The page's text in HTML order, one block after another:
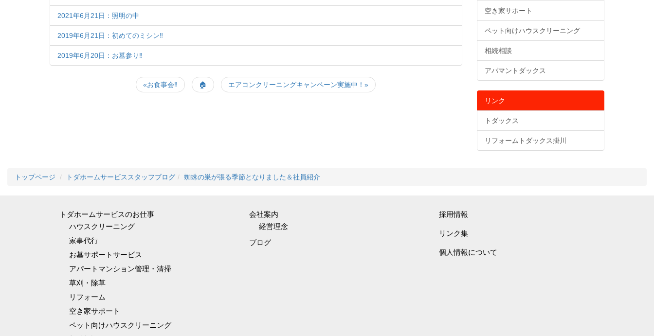
2021年6月21日：照明の中
2019年6月21日：初めてのミシン‼
2019年6月20日：お墓参り‼
«お食事会‼ 🏠 エアコンクリーニングキャンペーン実施中！»
空き家サポート
ペット向けハウスクリーニング
相続相談
アパマントダックス
リンク
トダックス
リフォームトダックス掛川
トップページ トダホームサービススタッフブログ 蜘蛛の巣が張る季節となりました＆社員紹介
トダホームサービスのお仕事
ハウスクリーニング
家事代行
お墓サポートサービス
アパートマンション管理・清掃
草刈・除草
リフォーム
空き家サポート
ペット向けハウスクリーニング
会社案内
経営理念
ブログ
採用情報
リンク集
個人情報について